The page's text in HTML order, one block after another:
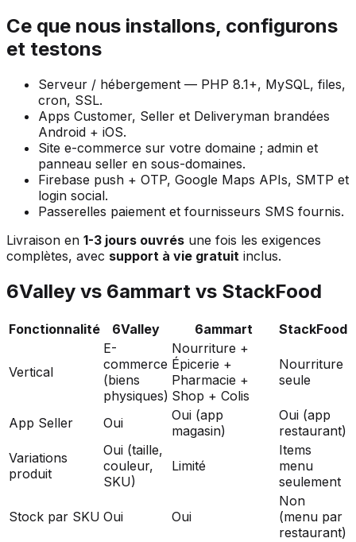
Ce que nous installons, configurons
et testons
Serveur / hébergement — PHP 8.1+, MySQL, files,
cron, SSL.
Apps Customer, Seller et Deliveryman brandées
Android + iOS.
Site e-commerce sur votre domaine ; admin et
panneau seller en sous-domaines.
Firebase push + OTP, Google Maps APIs, SMTP et
login social.
Passerelles paiement et fournisseurs SMS fournis.
Livraison en 1-3 jours ouvrés une fois les exigences
complètes, avec support à vie gratuit inclus.
6Valley vs 6ammart vs StackFood
Fonctionnalité 6Valley 6ammart StackFood
Vertical
E-
commerce
(biens
physiques)
Nourriture +
Épicerie +
Pharmacie +
Shop + Colis
Nourriture
seule
App Seller Oui
Oui (app
magasin)
Oui (app
restaurant)
Variations
produit
Oui (taille,
couleur,
SKU)
Limité
Items
menu
seulement
Stock par SKU Oui Oui
Non
(menu par
restaurant)